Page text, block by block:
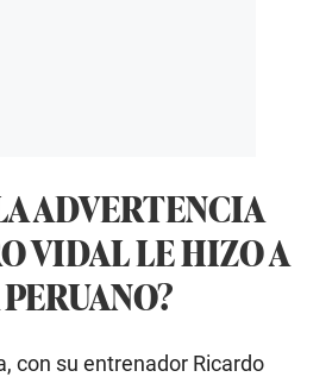
ADVERTENCIA
VIDAL LE HIZO A
con su entrenador Ricardo